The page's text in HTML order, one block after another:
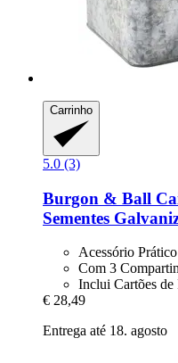
Carrinho
5.0 (3)
Burgon & Ball
Sementes
Acessório Prático
Com 3
Inclui Cartões de
€ 28,49
Entrega até 18. agosto